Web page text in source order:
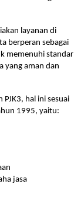
layanan di
berperan sebagai
memenuhi standar
yang aman dan
hal ini sesuai
1995, yaitu:
jasa